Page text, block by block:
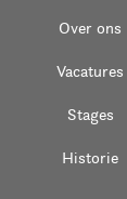
Over ons
Vacatures
Stages
Historie